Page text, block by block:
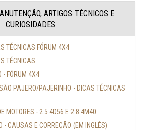
ARTIGOS TÉCNICOS E
CURIOSIDADES
TÉCNICAS FÓRUM 4X4
TÉCNICAS
- FÓRUM 4X4
PAJERO/PAJERINHO - DICAS TÉCNICAS
MOTORES - 2.5 4D56 E 2.8 4M40
- CAUSAS E CORREÇÃO (EM INGLÊS)